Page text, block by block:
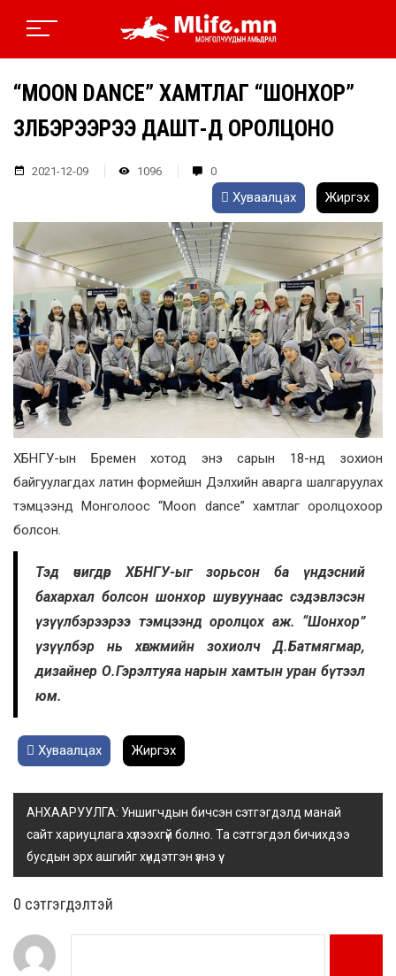
“MOON DANCE” ХАМТЛАГ “ШОНХОР”
ҮЗҮҮЛБЭРЭЭРЭЭ ДАШТ-Д ОРОЛЦОНО
2021-12-09 1096 0
Хуваалцах Жиргэх
ХБНГУ-ын Бремен хотод энэ сарын 18-нд зохион
байгуулагдах латин формейшн Дэлхийн аварга шалгаруулах
тэмцээнд Монголоос “Moon dance” хамтлаг оролцохоор
болсон.
Тэд өчигдөр ХБНГУ-ыг зорьсон ба үндэсний
бахархал болсон шонхор шувуунаас сэдэвлэсэн
үзүүлбэрээрээ тэмцээнд оролцох аж. “Шонхор”
үзүүлбэр нь хөгжмийн зохиолч Д.Батмягмар,
дизайнер О.Гэрэлтуяа нарын хамтын уран бүтээл
юм.
Хуваалцах Жиргэх
АНХААРУУЛГА: Уншигчдын бичсэн сэтгэгдэлд манай
сайт хариуцлага хүлээхгүй болно. Та сэтгэгдэл бичихдээ
бусдын эрх ашгийг хүндэтгэн үзнэ үү.
0 cэтгэгдэлтэй